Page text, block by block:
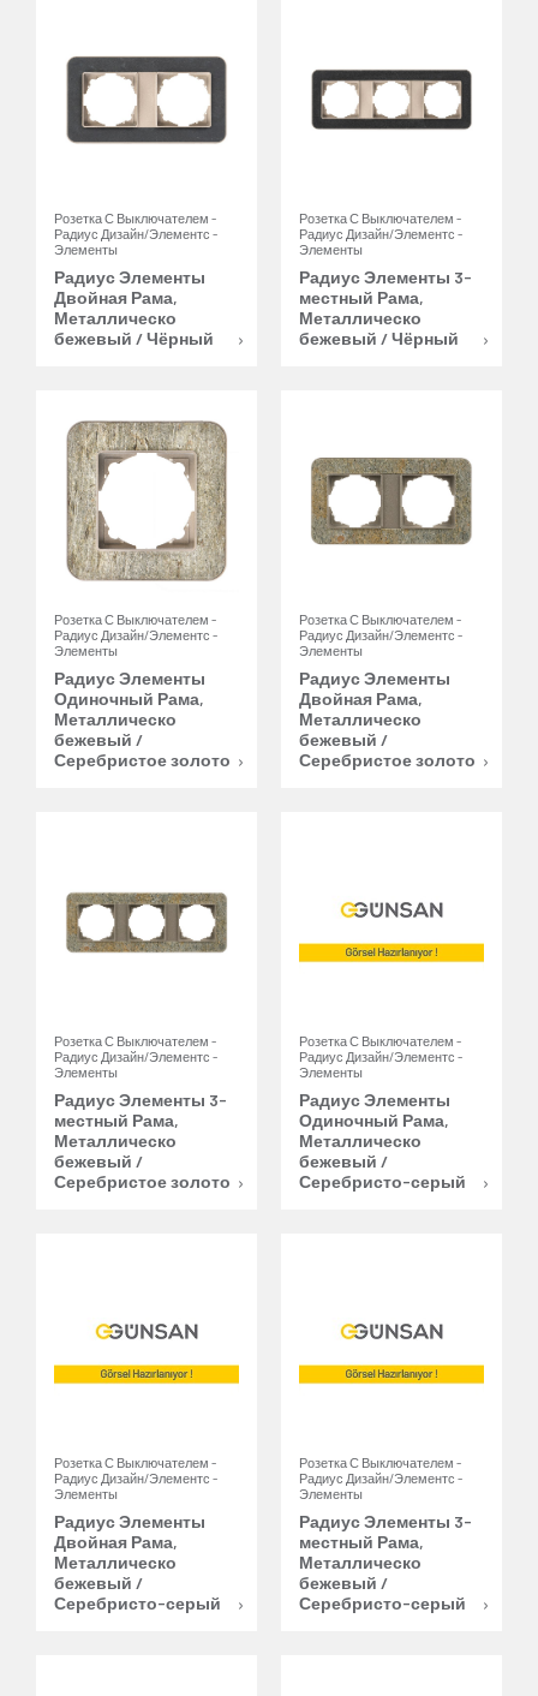
Розетка С Выключателем -
Радиус Дизайн/Элементс -
Элементы
Радиус Элементы
Двойная Рама,
Металлическо
бежевый / Чёрный
Розетка С Выключателем -
Радиус Дизайн/Элементс -
Элементы
Радиус Элементы 3-
местный Рама,
Металлическо
бежевый / Чёрный
Розетка С Выключателем -
Радиус Дизайн/Элементс -
Элементы
Радиус Элементы
Одиночный Рама,
Металлическо
бежевый /
Серебристое золото
Розетка С Выключателем -
Радиус Дизайн/Элементс -
Элементы
Радиус Элементы
Двойная Рама,
Металлическо
бежевый /
Серебристое золото
Розетка С Выключателем -
Радиус Дизайн/Элементс -
Элементы
Радиус Элементы 3-
местный Рама,
Металлическо
бежевый /
Серебристое золото
Розетка С Выключателем -
Радиус Дизайн/Элементс -
Элементы
Радиус Элементы
Одиночный Рама,
Металлическо
бежевый /
Серебристо-серый
Розетка С Выключателем -
Радиус Дизайн/Элементс -
Элементы
Радиус Элементы
Двойная Рама,
Металлическо
бежевый /
Серебристо-серый
Розетка С Выключателем -
Радиус Дизайн/Элементс -
Элементы
Радиус Элементы 3-
местный Рама,
Металлическо
бежевый /
Серебристо-серый